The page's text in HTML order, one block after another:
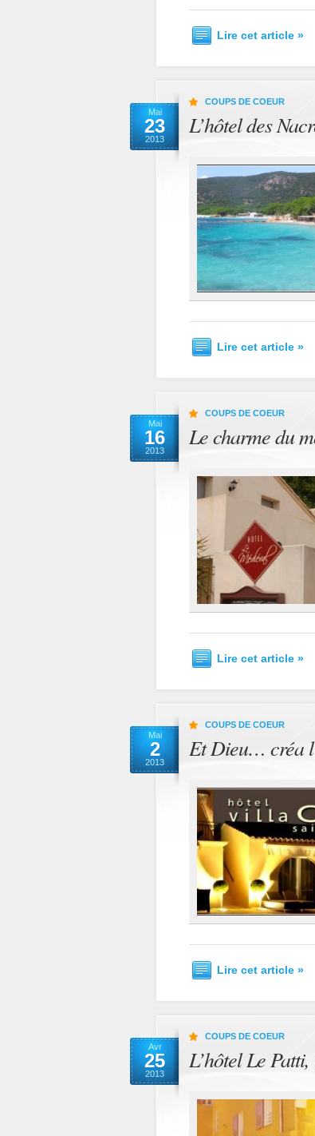
Lire cet article »
Mai
23
2013
COUPS DE COEUR
L’hôtel des
Lire cet article »
Mai
16
2013
COUPS DE COEUR
Le charme du
Lire cet article »
Mai
2
2013
COUPS DE COEUR
Et Dieu… créa
Lire cet article »
Avr
25
2013
COUPS DE COEUR
L’hôtel Le